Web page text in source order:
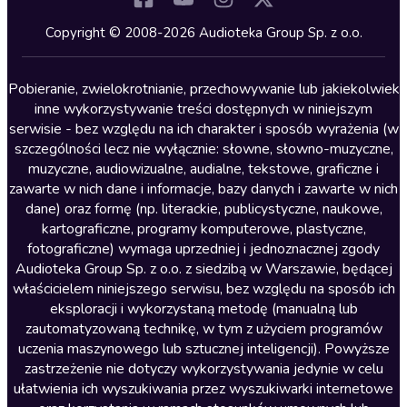
Kryminały
Lektury szkolne
Literatura anglojęzyczna
Literatura faktu
Literatura obyczajowa
Literatura piękna obca
Literatura piękna polska
Nagrania relaksacyjne
Nauka języków
Nauki humanistyczne
Podcasty i audycje
Polityka
Prasa
Copyright © 2008-2026 Audioteka Group Sp. z o.o.
Pobieranie, zwielokrotnianie, przechowywanie lub jakiekolwiek
inne wykorzystywanie treści dostępnych w niniejszym
serwisie - bez względu na ich charakter i sposób wyrażenia (w
szczególności lecz nie wyłącznie: słowne, słowno-muzyczne,
muzyczne, audiowizualne, audialne, tekstowe, graficzne i
zawarte w nich dane i informacje, bazy danych i zawarte w nich
dane) oraz formę (np. literackie, publicystyczne, naukowe,
kartograficzne, programy komputerowe, plastyczne,
fotograficzne) wymaga uprzedniej i jednoznacznej zgody
Audioteka Group Sp. z o.o. z siedzibą w Warszawie, będącej
właścicielem niniejszego serwisu, bez względu na sposób ich
eksploracji i wykorzystaną metodę (manualną lub
zautomatyzowaną technikę, w tym z użyciem programów
uczenia maszynowego lub sztucznej inteligencji). Powyższe
zastrzeżenie nie dotyczy wykorzystywania jedynie w celu
ułatwienia ich wyszukiwania przez wyszukiwarki internetowe